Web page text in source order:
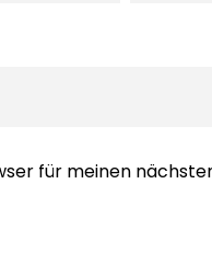
für meinen